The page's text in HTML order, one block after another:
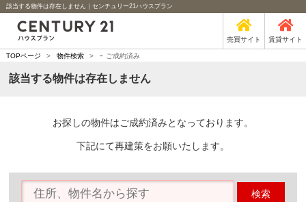
該当する物件は存在しません｜センチュリー21ハウスプラン
売買サイト 賃貸サイト
TOPページ > 物件検索 > - ご成約済み
該当する物件は存在しません
お探しの物件はご成約済みとなっております。
下記にて再建策をお願いたします。
検索